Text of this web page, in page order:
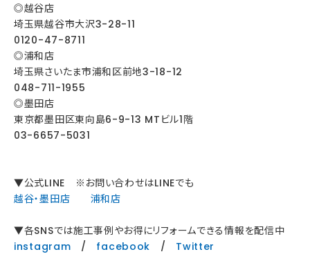
◎越谷店
埼玉県越谷市大沢3-28-11
0120-47-8711
◎浦和店
埼玉県さいたま市浦和区前地3-18-12
048-711-1955
◎墨田店
東京都墨田区東向島6-9-13 MTビル1階
03-6657-5031
▼公式LINE ※お問い合わせはLINEでも
越谷・墨田店
浦和店
▼各SNSでは施工事例やお得にリフォームできる情報を配信中
instagram / facebook / Twitter